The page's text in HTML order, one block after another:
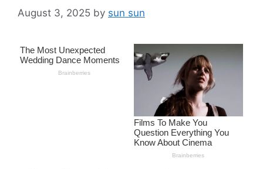
August 3, 2025 by sun sun